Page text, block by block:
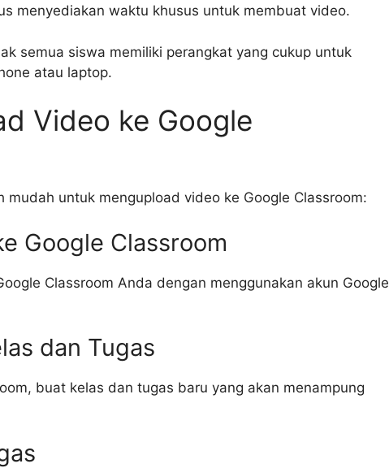
menyediakan waktu khusus untuk membuat video.
semua siswa memiliki perangkat yang cukup untuk
atau laptop.
Video ke Google
mudah untuk mengupload video ke Google Classroom:
Google Classroom
Classroom Anda dengan menggunakan akun Google
dan Tugas
buat kelas dan tugas baru yang akan menampung